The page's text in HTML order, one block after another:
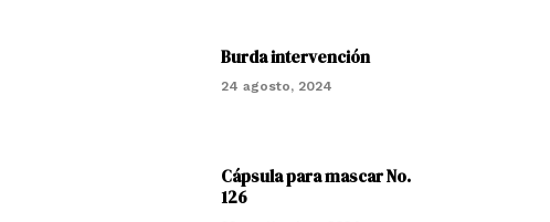
Burda intervención
24 agosto, 2024
Cápsula para mascar No.
126